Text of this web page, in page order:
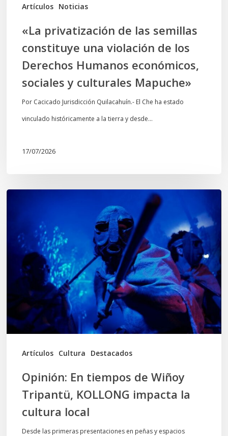
Artículos Noticias
Humanos
económicos,
sociales
culturales
Mapuche»
«La privatización de las semillas
constituye una violación de los
Derechos Humanos económicos,
sociales y culturales Mapuche»
Por Cacicado Jurisdicción Quilacahuín.- El Che ha estado
vinculado históricamente a la tierra y desde…
17/07/2026
Artículos Cultura Destacados
tiempos
Wiñoy
Tripantü,
KOLLONG
impacta
la
cultura
Opinión: En tiempos de Wiñoy
Tripantü, KOLLONG impacta la
cultura local
Desde las primeras presentaciones en peñas y espacios